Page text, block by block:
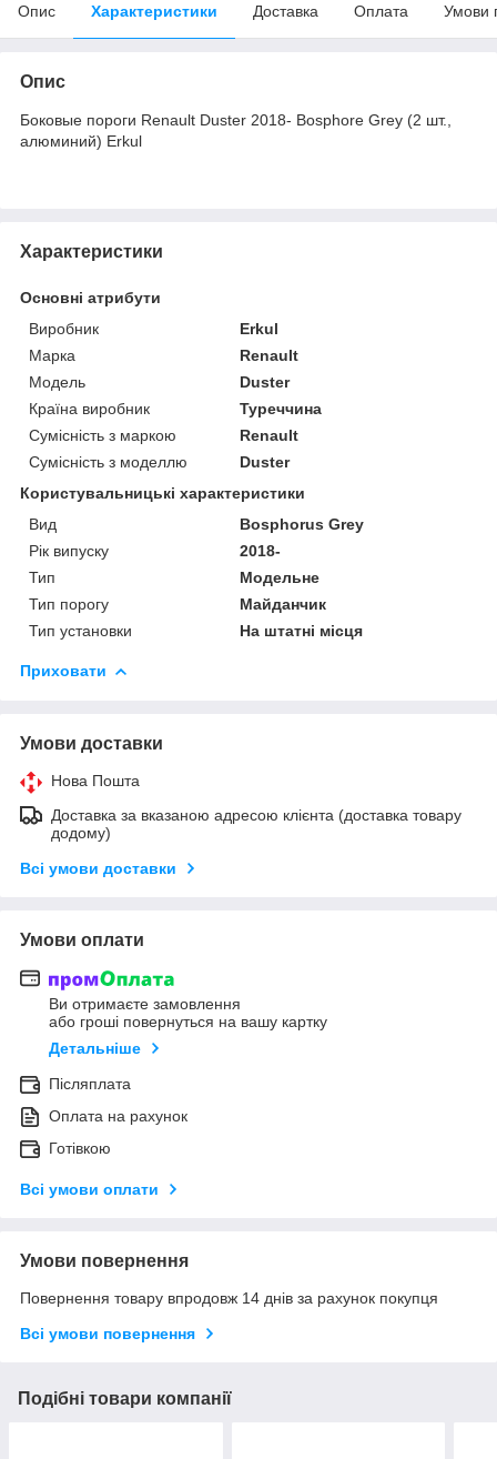
Опис Характеристики Доставка Оплата Умови
Опис
Боковые пороги Renault Duster 2018- Bosphore Grey (2 шт.,
алюминий) Erkul
Характеристики
Основні атрибути
Виробник
Erkul
Марка
Renault
Модель
Duster
Країна виробник
Туреччина
Сумісність з маркою
Renault
Сумісність з моделлю
Duster
Користувальницькі характеристики
Вид
Bosphorus Grey
Рік випуску
2018-
Тип
Модельне
Тип порогу
Майданчик
Тип установки
На штатні місця
Приховати
Умови доставки
Нова Пошта
Доставка за вказаною адресою клієнта (доставка товару
додому)
Всі умови доставки
Умови оплати
Ви отримаєте замовлення
або гроші повернуться на вашу картку
Детальніше
Післяплата
Оплата на рахунок
Готівкою
Всі умови оплати
Умови повернення
Повернення товару впродовж 14 днів за рахунок покупця
Всі умови повернення
Подібні товари компанії